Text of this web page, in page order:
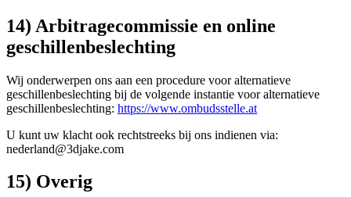
14) Arbitragecommissie en online
geschillenbeslechting
Wij onderwerpen ons aan een procedure voor alternatieve
geschillenbeslechting bij de volgende instantie voor alternatieve
geschillenbeslechting: https://www.ombudsstelle.at
U kunt uw klacht ook rechtstreeks bij ons indienen via:
nederland@3djake.com
15) Overig